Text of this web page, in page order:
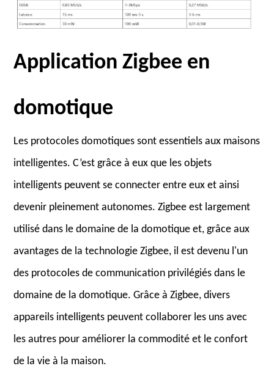
Application Zigbee en
domotique
Les protocoles domotiques sont essentiels aux maisons
intelligentes. C’est grâce à eux que les objets
intelligents peuvent se connecter entre eux et ainsi
devenir pleinement autonomes. Zigbee est largement
utilisé dans le domaine de la domotique et, grâce aux
avantages de la technologie Zigbee, il est devenu l'un
des protocoles de communication privilégiés dans le
domaine de la domotique. Grâce à Zigbee, divers
appareils intelligents peuvent collaborer les uns avec
les autres pour améliorer la commodité et le confort
de la vie à la maison.